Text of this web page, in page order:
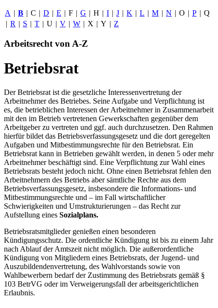
A | B | C | D | E | F | G | H | I | J | K | L | M | N | O | P | Q
| R | S | T | U | V | W | X | Y | Z
Arbeitsrecht von A-Z
Betriebsrat
Der Betriebsrat ist die gesetzliche Interessenvertretung der
Arbeitnehmer des Betriebes. Seine Aufgabe und Verpflichtung ist
es, die betrieblichen Interessen der Arbeitnehmer in Zusammenarbeit
mit den im Betrieb vertretenen Gewerkschaften gegenüber dem
Arbeitgeber zu vertreten und ggf. auch durchzusetzen. Den Rahmen
hierfür bildet das Betriebsverfassungsgesetz und die dort geregelten
Aufgaben und Mitbestimmungsrechte für den Betriebsrat. Ein
Betriebsrat kann in Betrieben gewählt werden, in denen 5 oder mehr
Arbeitnehmer beschäftigt sind. Eine Verpflichtung zur Wahl eines
Betriebsrats besteht jedoch nicht. Ohne einen Betriebsrat fehlen den
Arbeitnehmern des Betriebs aber sämtliche Rechte aus dem
Betriebsverfassungsgesetz, insbesondere die Informations- und
Mitbestimmungsrechte und – im Fall wirtschaftlicher
Schwierigkeiten und Umstrukturierungen – das Recht zur
Aufstellung eines Sozialplans.
Betriebsratsmitglieder genießen einen besonderen
Kündigungsschutz. Die ordentliche Kündigung ist bis zu einem Jahr
nach Ablauf der Amtszeit nicht möglich. Die außerordentliche
Kündigung von Mitgliedern eines Betriebsrats, der Jugend- und
Auszubildendenvertretung, des Wahlvorstands sowie von
Wahlbewerbern bedarf der Zustimmung des Betriebsrats gemäß §
103 BetrVG oder im Verweigerungsfall der arbeitsgerichtlichen
Erlaubnis.